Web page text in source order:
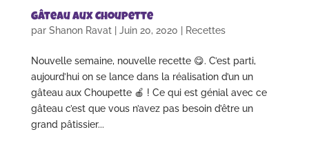
Gâteau aux Choupette
par Shanon Ravat| Juin 20, 2020 Recettes
Nouvelle semaine, nouvelle recette 😋. C’est parti,
aujourd’hui on se lance dans la réalisation d’un un
gâteau aux Choupette 🍎 ! Ce qui est génial avec ce
gâteau c’est que vous n’avez pas besoin d’être un
grand pâtissier...